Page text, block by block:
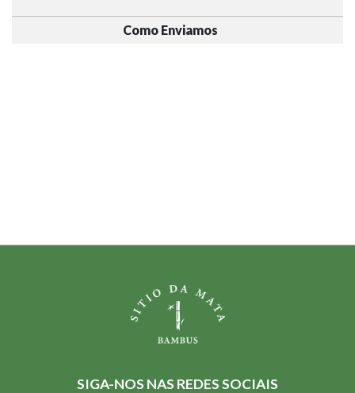
Como Enviamos
SIGA-NOS NAS REDES SOCIAIS